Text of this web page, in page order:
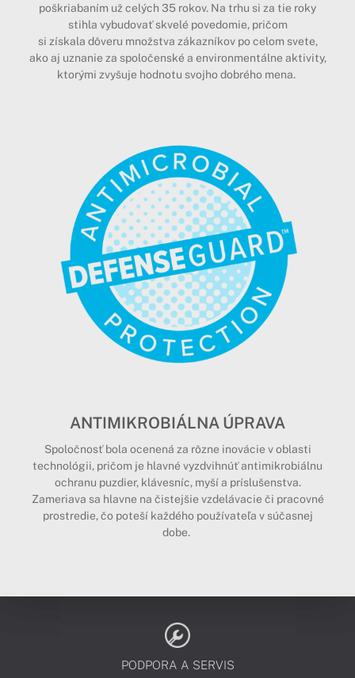
poškriabaním už celých 35 rokov. Na trhu si za tie roky
stihla vybudovať skvelé povedomie, pričom
si získala dôveru množstva zákazníkov po celom svete,
ako aj uznanie za spoločenské a environmentálne aktivity,
ktorými zvyšuje hodnotu svojho dobrého mena.
ANTIMIKROBIÁLNA ÚPRAVA
Spoločnosť bola ocenená za rôzne inovácie v oblasti
technológii, pričom je hlavné vyzdvihnúť antimikrobiálnu
ochranu puzdier, klávesníc, myší a príslušenstva.
Zameriava sa hlavne na čistejšie vzdelávacie či pracovné
prostredie, čo poteší každého používateľa v súčasnej
dobe.
PODPORA A SERVIS